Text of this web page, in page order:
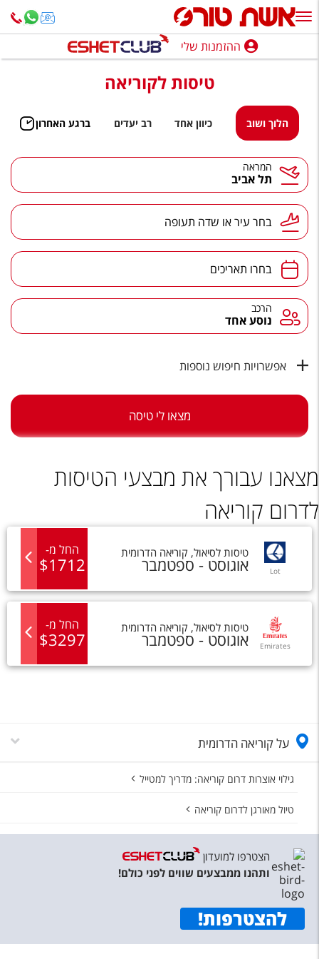
ההזמנות שלי
חופשה לפי סגנון
מלונות באילת
טיולים מאורגנים
חבילות נופש
הרגע האחרון
חבילות בריאות וספא
טיסות לחו"ל
מגזין אשת
שירות לקוחות
טופס צור קשר
נגישות
עקבו אחרינו
ההזמנות שלי
טיסות לקוריאה
הלוך ושוב כיוון אחד רב יעדים ברגע האחרון
המראה
תל אביב
בחר עיר או שדה תעופה
בחרו תאריכים
הרכב
נוסע אחד
אפשרויות חיפוש נוספות
מצאו לי טיסה
מצאנו עבורך את מבצעי הטיסות
לדרום קוריאה
Lot
טיסות לסיאול, קוריאה הדרומית
אוגוסט - ספטמבר
החל מ-
$1712
Emirates
טיסות לסיאול, קוריאה הדרומית
אוגוסט - ספטמבר
החל מ-
$3297
על קוריאה הדרומית
גילוי אוצרות דרום קוריאה: מדריך למטייל
טיול מאורגן לדרום קוריאה
הצטרפו למועדון
ותהנו ממבצעים שווים לפני כולם!
להצטרפות!